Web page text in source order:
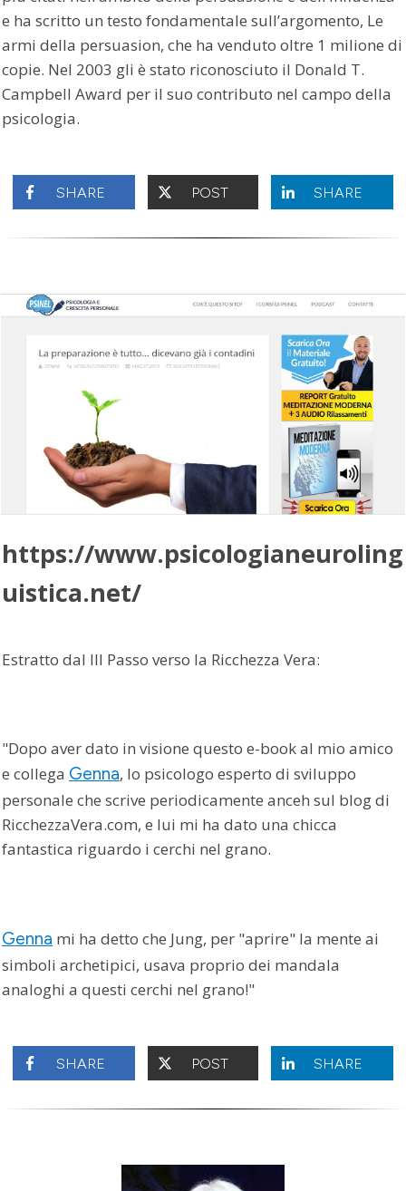
e ha scritto un testo fondamentale sull’argomento, Le
armi della persuasion, che ha venduto oltre 1 milione di
copie. Nel 2003 gli è stato riconosciuto il Donald T.
Campbell Award per il suo contributo nel campo della
psicologia.
SHARE POST SHARE
https://www.psicologianeuroling
uistica.net/
Estratto dal III Passo verso la Ricchezza Vera:
"Dopo aver dato in visione questo e-book al mio amico
e collega Genna, lo psicologo esperto di sviluppo
personale che scrive periodicamente anceh sul blog di
RicchezzaVera.com, e lui mi ha dato una chicca
fantastica riguardo i cerchi nel grano.
Genna mi ha detto che Jung, per "aprire" la mente ai
simboli archetipici, usava proprio dei mandala
analoghi a questi cerchi nel grano!"
SHARE POST SHARE